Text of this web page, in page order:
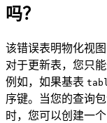
吗？
该错误表明物化视
对于更新表，您只
例如，如果基表
序键。当您的查询
时，您可以创建一